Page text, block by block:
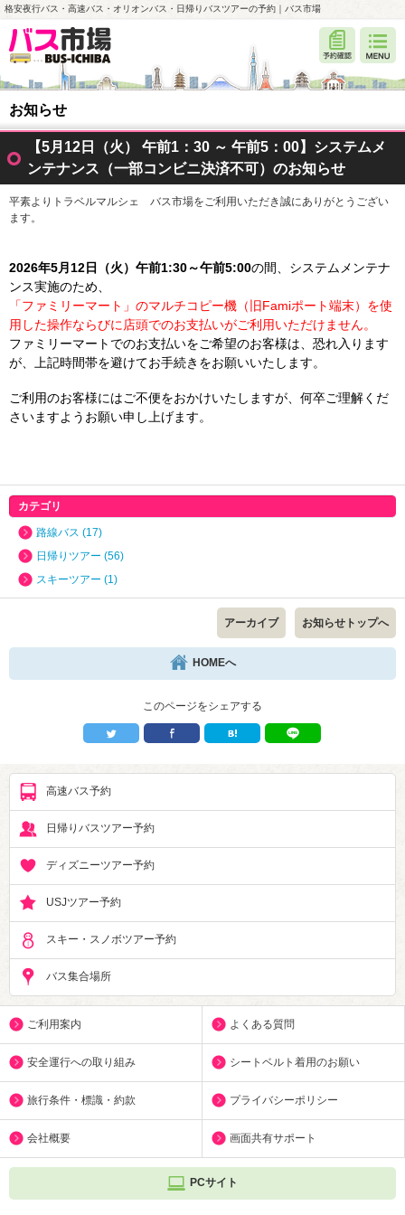
格安夜行バス・高速バス・オリオンバス・日帰りバスツアーの予約｜バス市場
お知らせ
【5月12日（火） 午前1：30 ～ 午前5：00】システムメ
ンテナンス（一部コンビニ決済不可）のお知らせ
平素よりトラベルマルシェ バス市場をご利用いただき誠にありがとうござい
ます。
2026年5月12日（火）午前1:30～午前5:00の間、システムメンテナ
ンス実施のため、
「ファミリーマート」のマルチコピー機（旧Famiポート端末）を使
用した操作ならびに店頭でのお支払いがご利用いただけません。
ファミリーマートでのお支払いをご希望のお客様は、恐れ入ります
が、上記時間帯を避けてお手続きをお願いいたします。
ご利用のお客様にはご不便をおかけいたしますが、何卒ご理解くだ
さいますようお願い申し上げます。
カテゴリ
路線バス (17)
日帰りツアー (56)
スキーツアー (1)
アーカイブ お知らせトップへ
HOMEへ
このページをシェアする
高速バス予約
日帰りバスツアー予約
ディズニーツアー予約
USJツアー予約
スキー・スノボツアー予約
バス集合場所
ご利用案内 よくある質問
安全運行への取り組み シートベルト着用のお願い
旅行条件・標識・約款 プライバシーポリシー
会社概要 画面共有サポート
PCサイト